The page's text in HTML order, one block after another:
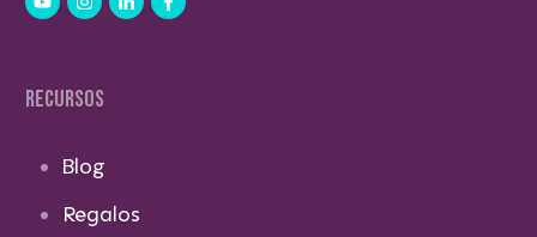
RECURSOS
Blog
Regalos